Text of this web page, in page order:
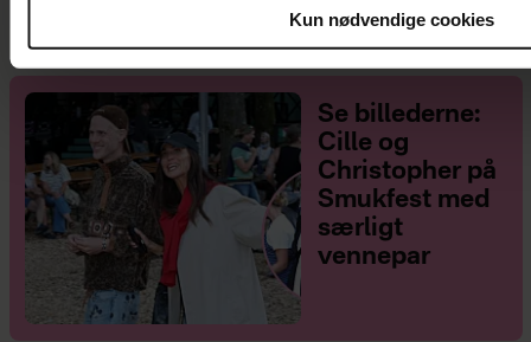
Kun nødvendige cookies
Se billederne:
Cille og
Christopher på
Smukfest med
særligt
vennepar